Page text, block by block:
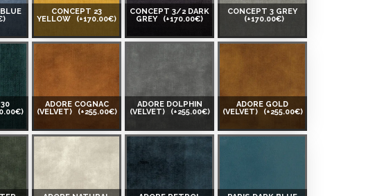
CONCEPT 23
YELLOW
(+170.00€)
CONCEPT 3/2 DARK
GREY
(+170.00€)
CONCEPT 3 GREY
(+170.00€)
ADORE COGNAC
(VELVET)
(+255.00€)
ADORE DOLPHIN
(VELVET)
(+255.00€)
ADORE GOLD
(VELVET)
(+255.00€)